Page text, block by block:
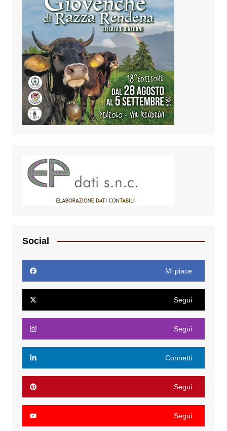
Social
Mi piace
Segui
Segui
Connetti
Segui
Segui